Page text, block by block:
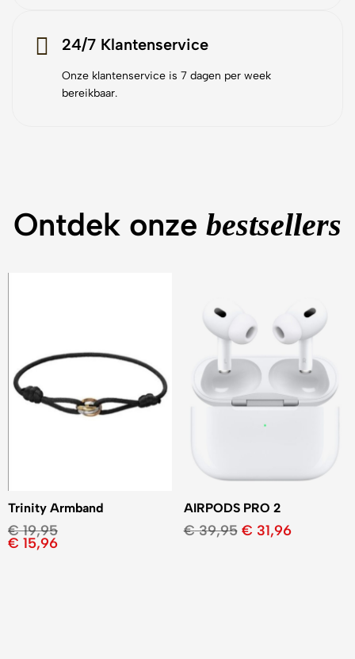
24/7 Klantenservice
Onze klantenservice is 7 dagen per week
bereikbaar.
Ontdek onze bestsellers
Trinity Armband
€19,95
€ 15,96
AIRPODS PRO 2
€39,95 € 31,96